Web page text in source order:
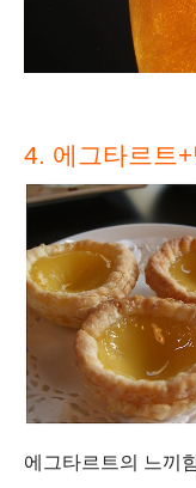
4. 에그타르트
에그타르트의 느끼